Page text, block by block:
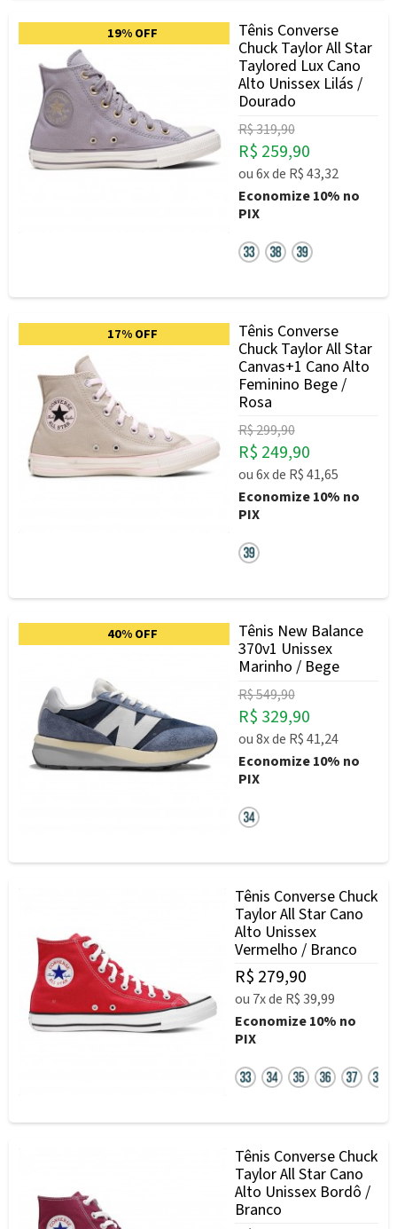
19% OFF
Tênis Converse
Chuck Taylor All Star
Taylored Lux Cano
Alto Unissex Lilás /
Dourado
R$ 319,90
R$ 259,90
ou6xde R$ 43,32
Economize10% no
PIX
17% OFF
Tênis Converse
Chuck Taylor All Star
Canvas+1 Cano Alto
Feminino Bege /
Rosa
R$ 299,90
R$ 249,90
ou6xde R$ 41,65
Economize10% no
PIX
40% OFF
Tênis New Balance
370v1 Unissex
Marinho / Bege
R$ 549,90
R$ 329,90
ou8xde R$ 41,24
Economize10% no
PIX
Tênis Converse Chuck
Taylor All Star Cano
Alto Unissex
Vermelho / Branco
R$ 279,90
ou 7xde R$ 39,99
Economize10% no
PIX
Tênis Converse Chuck
Taylor All Star Cano
Alto Unissex Bordô /
Branco